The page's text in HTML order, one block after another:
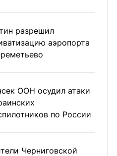
разрешил
аэропорта
ООН осудил атаки
по России
Черниговской